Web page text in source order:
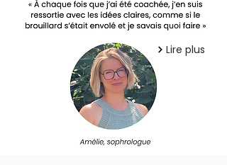
Lire plus